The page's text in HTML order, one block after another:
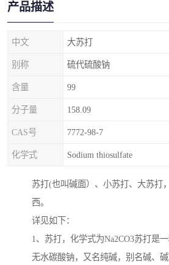
产品描述
中文 大苏打
别称 硫代硫酸钠
含量 99
分子量 158.09
CAS号 7772-98-7
化学式 Sodium thiosulfate
苏打(也叫碱面）、小苏打、大苏打
西。
详见如下：
1、苏打，化学式为Na2CO3苏打是
无水碳酸钠，又名纯碱，别名碱、